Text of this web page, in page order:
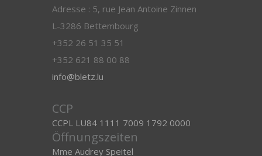
Adresse : 5, rue Jean Antoine Zinnen
L-3286 Bettembourg
+352 26 51 35 51
+352 621 88 00 88
info@bletz.lu
CCP
CCPL LU84 1111 7009 1792 0000
Öffnungszeiten
Mme Audrey Speitel